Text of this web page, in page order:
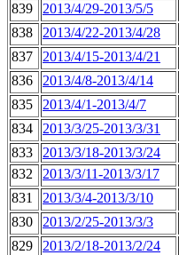
839
2013/4/29-2013/5/5
838
2013/4/22-2013/4/28
837
2013/4/15-2013/4/21
836
2013/4/8-2013/4/14
835
2013/4/1-2013/4/7
834
2013/3/25-2013/3/31
833
2013/3/18-2013/3/24
832
2013/3/11-2013/3/17
831
2013/3/4-2013/3/10
830
2013/2/25-2013/3/3
829
2013/2/18-2013/2/24